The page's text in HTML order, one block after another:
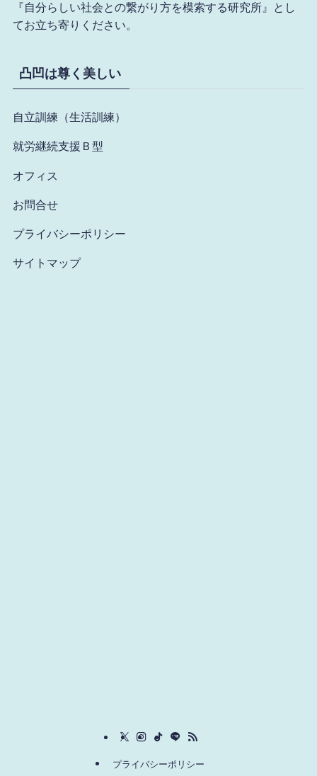
『自分らしい社会との繋がり方を模索する研究所』とし
てお立ち寄りください。
凸凹は尊く美しい
自立訓練（生活訓練）
就労継続支援Ｂ型
オフィス
お問合せ
プライバシーポリシー
サイトマップ
プライバシーポリシー